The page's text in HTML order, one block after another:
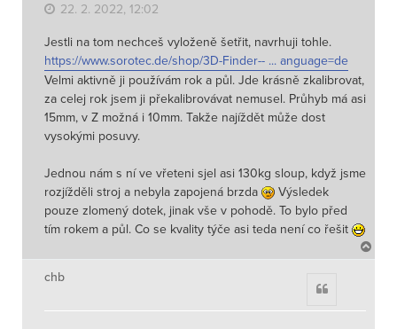
22. 2. 2022, 12:02
Jestli na tom nechceš vyloženě šetřit, navrhuji tohle.
https://www.sorotec.de/shop/3D-Finder-- ... anguage=de
Velmi aktivně ji používám rok a půl. Jde krásně zkalibrovat,
za celej rok jsem ji překalibrovávat nemusel. Průhyb má asi
15mm, v Z možná i 10mm. Takže najíždět může dost
vysokými posuvy.
Jednou nám s ní ve vřeteni sjel asi 130kg sloup, když jsme
rozjížděli stroj a nebyla zapojená brzda
Výsledek
pouze zlomený dotek, jinak vše v pohodě. To bylo před
tím rokem a půl. Co se kvality týče asi teda není co řešit
a
chb